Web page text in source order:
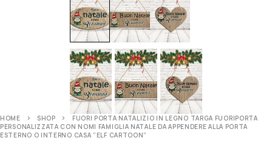
HOME SHOP
FUORI PORTA NATALIZIO IN LEGNO TARGA FUORIPORTA
PERSONALIZZATA CON NOMI FAMIGLIA NATALE DA APPENDERE ALLA PORTA
ESTERNO O INTERNO CASA ”ELF CARTOON”